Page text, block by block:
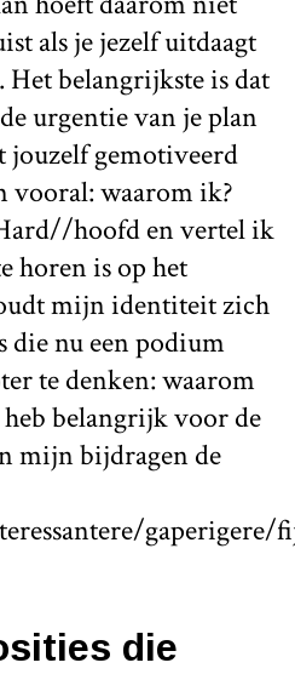
als je jezelf uitdaagt
Het belangrijkste is dat
urgentie van je plan
jouzelf gemotiveerd
vooral: waarom ik?
hoofd en vertel ik
horen is op het
mijn identiteit zich
die nu een podium
te denken: waarom
belangrijk voor de
mijn bijdragen de
gaperigere/
die